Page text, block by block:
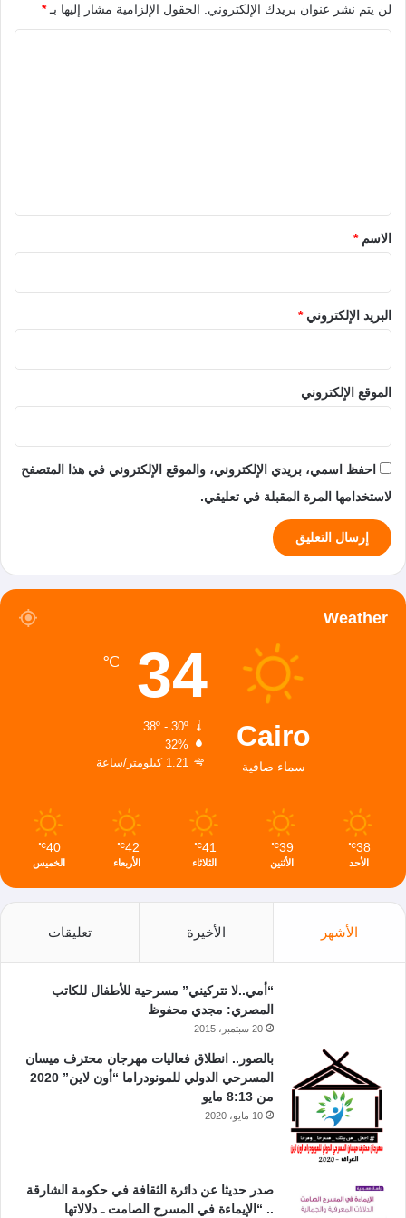
لن يتم نشر عنوان بريدك الإلكتروني. الحقول الإلزامية مشار إليها بـ*
*الاسم*
البريد الإلكتروني*
الموقع الإلكتروني
احفظ اسمي، بريدي الإلكتروني، والموقع الإلكتروني في هذا المتصفح
لاستخدامها المرة المقبلة في تعليقي.
Weather
Cairo
سماء صافية
34
℃
38º - 30º
32%
1.21 كيلومتر/ساعة
38
℃
الأحد
39
℃
الأثنين
41
℃
الثلاثاء
42
℃
الأربعاء
40
℃
الخميس
الأشهر الأخيرة تعليقات
“أمي..لا تتركيني” مسرحية للأطفال للكاتب
المصري: مجدي محفوظ
20 سبتمبر، 2015
بالصور.. انطلاق فعاليات مهرجان محترف ميسان
المسرحي الدولي للمونودراما “أون لاين” 2020
من 8:13 مايو
10 مايو، 2020
صدر حديثا عن دائرة الثقافة في حكومة الشارقة
.. “الإيماءة في المسرح الصامت ـ دلالاتها